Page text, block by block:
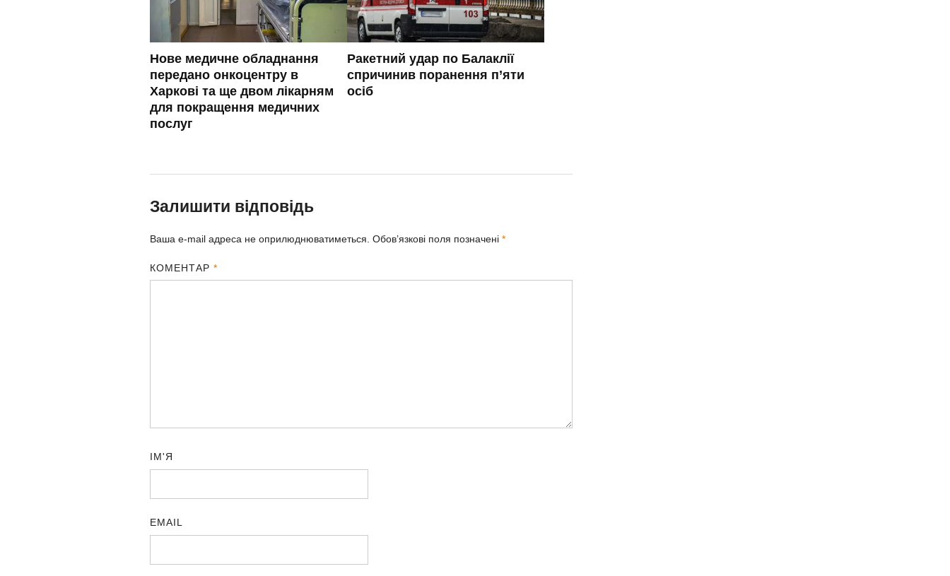
Нове медичне обладнання
передано онкоцентру в
Харкові та ще двом лікарням
для покращення медичних
послуг
Ракетний удар по Балаклії
спричинив поранення п’яти
осіб
Залишити відповідь
Ваша e-mail адреса не оприлюднюватиметься. Обов’язкові поля позначені *
КОМЕНТАР*
ІМ'Я
EMAIL